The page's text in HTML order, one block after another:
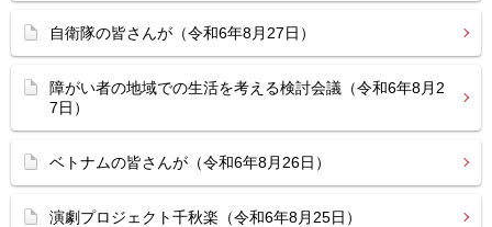
自衛隊の皆さんが（令和6年8月27日）
障がい者の地域での生活を考える検討会議（令和6年8月2
7日）
ベトナムの皆さんが（令和6年8月26日）
演劇プロジェクト千秋楽（令和6年8月25日）